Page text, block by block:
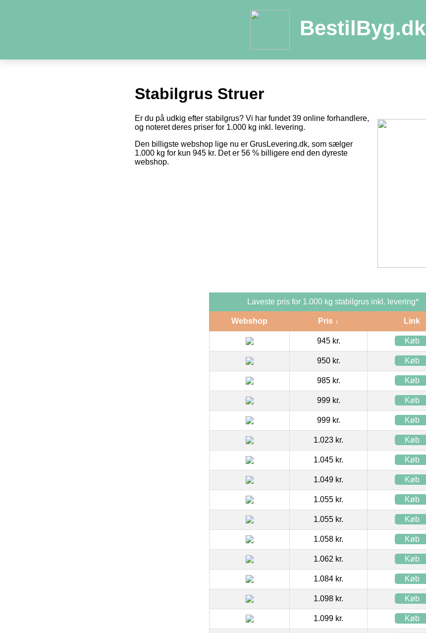
BestilByg.dk
Stabilgrus Struer
Er du på udkig efter stabilgrus? Vi har fundet 39 online forhandlere,
og noteret deres priser for 1.000 kg inkl. levering.
Den billigste webshop lige nu er GrusLevering.dk, som sælger
1.000 kg for kun 945 kr. Det er 56 % billigere end den dyreste
webshop.
Laveste pris for 1.000 kg stabilgrus inkl. levering*
Webshop Pris ↓ Link
945 kr. Køb
950 kr. Køb
985 kr. Køb
999 kr. Køb
999 kr. Køb
1.023 kr. Køb
1.045 kr. Køb
1.049 kr. Køb
1.055 kr. Køb
1.055 kr. Køb
1.058 kr. Køb
1.062 kr. Køb
1.084 kr. Køb
1.098 kr. Køb
1.099 kr. Køb